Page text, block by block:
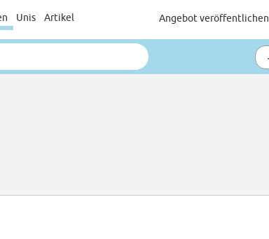
Unis Artikel Angebot veröffentlichen